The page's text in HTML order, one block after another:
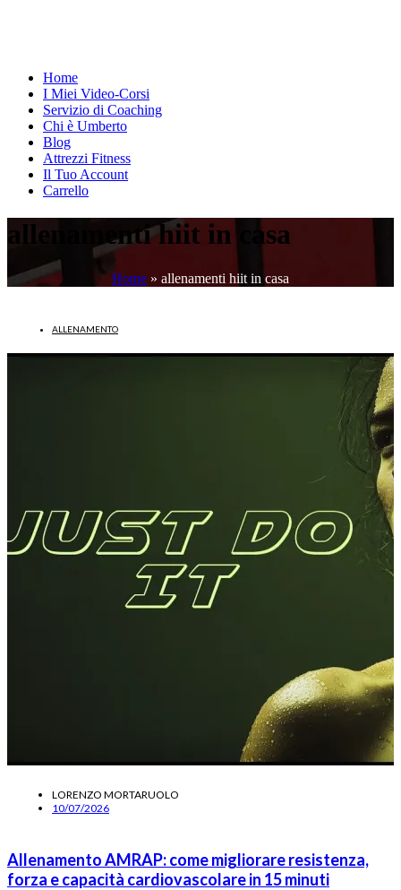
Home
I Miei Video-Corsi
Servizio di Coaching
Chi è Umberto
Blog
Attrezzi Fitness
Il Tuo Account
Carrello
allenamenti hiit in casa
Home » allenamenti hiit in casa
ALLENAMENTO
LORENZO MORTARUOLO
10/07/2026
Allenamento AMRAP: come migliorare resistenza,
forza e capacità cardiovascolare in 15 minuti